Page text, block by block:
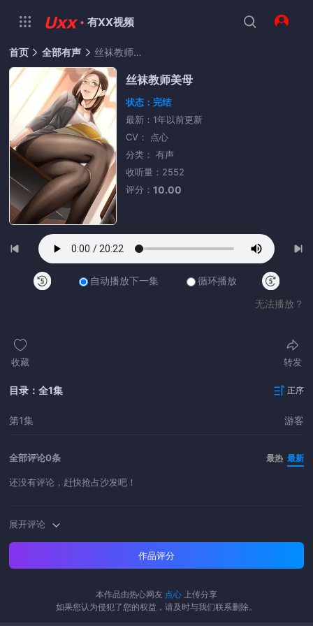
· 有XX视频
首页 全部有声 丝袜教师美母
丝袜教师美母
状态：完结
最新：1年以前更新
CV： 点心
分类： 有声
收听量：2552
评分： 10.00
自动播放下一集
循环播放
无法播放？
收藏 转发
目录：全1集 正序
第1集 游客
全部评论0条 最热 最新
还没有评论，赶快抢占沙发吧！
展开评论
作品评分
本作品由热心网友 点心 上传分享
如果您认为侵犯了您的权益，请及时与我们联系删除。